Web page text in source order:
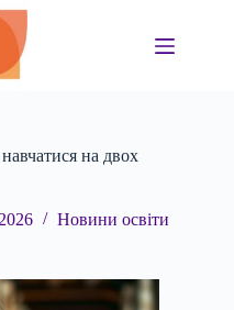
на двох
Новини освіти